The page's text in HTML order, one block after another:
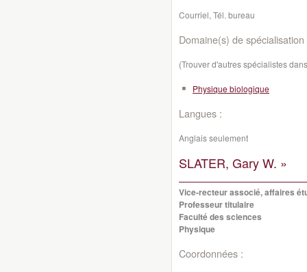
Courriel, Tél. bureau
Domaine(s) de spécialisation
(Trouver d'autres spécialistes
Physique biologique
Langues :
Anglais seulement
SLATER, Gary W. »
Vice-recteur associé, affaires
Professeur titulaire
Faculté des sciences
Physique
Coordonnées :